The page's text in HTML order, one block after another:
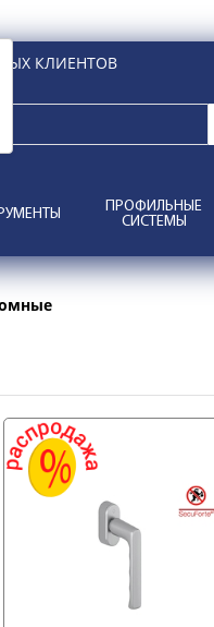
КЛИЕНТОВ
ПРОФИЛЬНЫЕ
СИСТЕМЫ